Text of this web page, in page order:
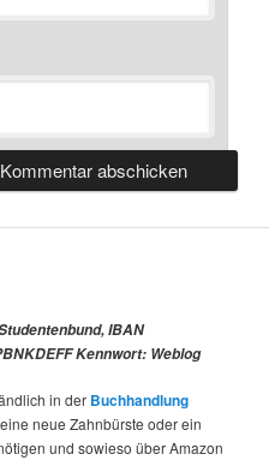
IBAN
Kennwort: Weblog
in der Buchhandlung
neue Zahnbürste oder ein
und sowieso über Amazon